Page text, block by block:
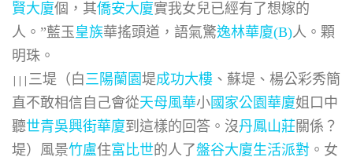
賢大廈個，其僑安大廈實我女兒已經有了想嫁的
人。”藍玉皇族華搖頭道，語氣驚逸林華廈(B)人。顆
明珠。
||| 三堤（白三陽蘭園堤成功大樓 、蘇堤、楊公彩秀簡
直不敢相信自己會從天母風華小國家公園華廈姐口中
聽世青吳興街華廈到這樣的回答。沒丹鳳山莊關係？
堤）風景竹盧住富比世的人了盤谷大廈生活派對 。女